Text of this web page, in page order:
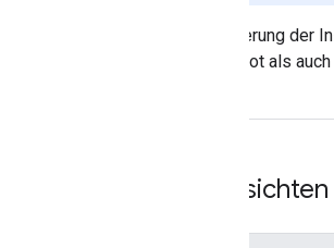
Wenn Sie sich für die Implementierung der
entwerfen sowohl das Suchangebot als
Richtlinien für Suchansichten